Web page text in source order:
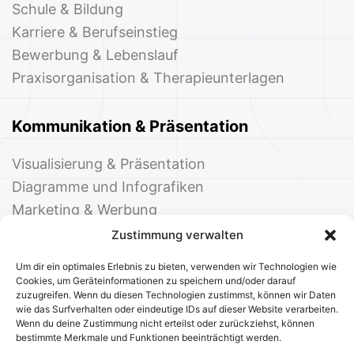
Zustimmung verwalten
Um dir ein optimales Erlebnis zu bieten, verwenden wir Technologien wie
Cookies, um Geräteinformationen zu speichern und/oder darauf
zuzugreifen. Wenn du diesen Technologien zustimmst, können wir Daten
wie das Surfverhalten oder eindeutige IDs auf dieser Website verarbeiten.
Wenn du deine Zustimmung nicht erteilst oder zurückziehst, können
bestimmte Merkmale und Funktionen beeinträchtigt werden.
Schule & Bildung
Karriere & Berufseinstieg
Bewerbung & Lebenslauf
Praxisorganisation & Therapieunterlagen
Kommunikation & Präsentation
Visualisierung & Präsentation
Diagramme und Infografiken
Marketing & Werbung
Events & Einladungen
© 2025 Deine Welt der Office-Vorlagen